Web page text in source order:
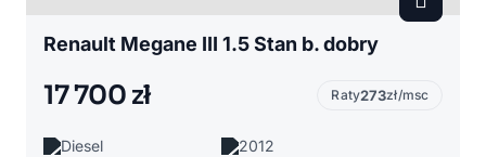
Renault Megane III 1.5 Stan b. dobry
17 700 zł Raty273zł/msc
Diesel
2012